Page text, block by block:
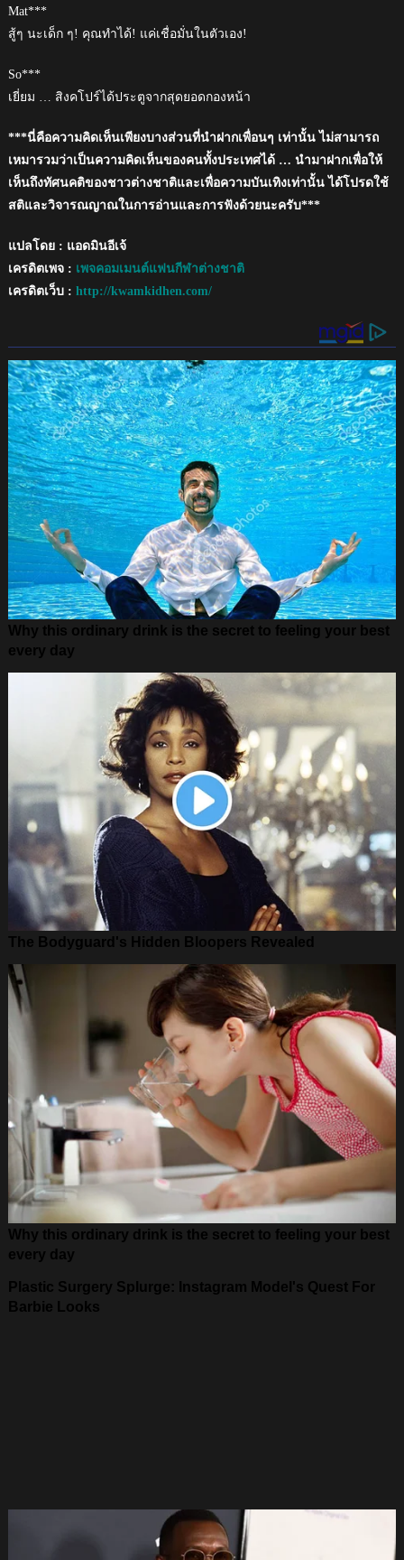
Mat***
สู้ๆ นะเด็ก ๆ! คุณทำได้! แค่เชื่อมั่นในตัวเอง!
So***
เยี่ยม … สิงคโปร์ได้ประตูจากสุดยอดกองหน้า
***นี่คือความคิดเห็นเพียงบางส่วนที่นำฝากเพื่อนๆ เท่านั้น ไม่สามารถ
เหมารวมว่าเป็นความคิดเห็นของคนทั้งประเทศได้ … นำมาฝากเพื่อให้
เห็นถึงทัศนคติของชาวต่างชาติและเพื่อความบันเทิงเท่านั้น ได้โปรดใช้
สติและวิจารณญาณในการอ่านและการฟังด้วยนะครับ***
แปลโดย : แอดมินอีเจ้
เครดิตเพจ : เพจคอมเมนต์แฟนกีฬาต่างชาติ
เครดิตเว็บ : http://kwamkidhen.com/